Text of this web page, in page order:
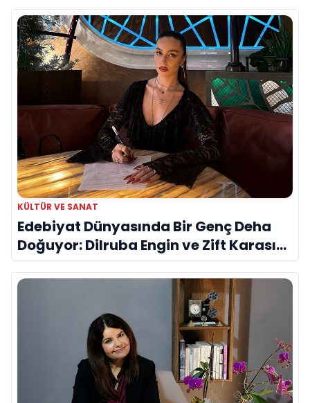
KÜLTÜR VE SANAT
Edebiyat Dünyasında Bir Genç Deha
Doğuyor: Dilruba Engin ve Zift Karası
Evreni ‘AVENOİR’